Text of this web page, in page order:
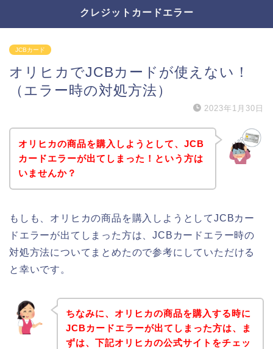
クレジットカードエラー
JCBカード
オリヒカでJCBカードが使えない！
（エラー時の対処方法）
2023年1月30日
オリヒカの商品を購入しようとして、JCB
カードエラーが出てしまった！という方は
いませんか？
もしも、オリヒカの商品を購入しようとしてJCBカー
ドエラーが出てしまった方は、JCBカードエラー時の
対処方法についてまとめたので参考にしていただける
と幸いです。
ちなみに、オリヒカの商品を購入する時に
JCBカードエラーが出てしまった方は、ま
ずは、下記オリヒカの公式サイトをチェッ